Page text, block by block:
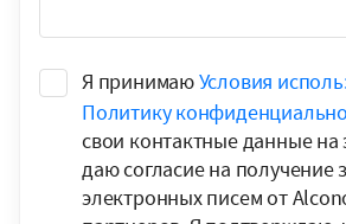
Я принимаюУсловия
Политику
свои контактные данные на
даю согласие на получение
электронных писем от